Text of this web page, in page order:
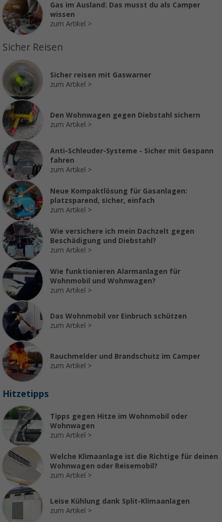
Gas im Ausland: Das musst du als Camper
wissen
zum Artikel
Sicher Reisen
Sicher reisen mit Gaswarner
zum Artikel
Den Wohnwagen gegen Diebstahl sichern
zum Artikel
Anti-Schleuder-Systeme - Sicher mit Gespann
fahren
zum Artikel
Neue Kompaktlösung für Gasanlagen:
platzsparend, sicher, einfach
zum Artikel
Wie versichere ich mein Dachzelt gegen
Beschädigung und Diebstahl?
zum Artikel
Wie funktionieren Alarmanlagen für
Wohnmobil und Wohnwagen?
zum Artikel
Das Wohnmobil vor Einbruch schützen
zum Artikel
Rauchmelder und Brandschutz im Camper
zum Artikel
Hitzetipps
Tipps gegen Hitze im Wohnmobil oder
Wohnwagen
zum Artikel
Welche Klimaanlage ist die Richtige für deinen
Wohnwagen oder Reisemobil?
zum Artikel
Leise Kühlung dank Split-Klimaanlagen
zum Artikel